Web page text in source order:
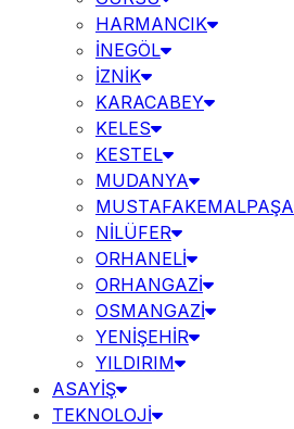
HARMANCIK
İNEGÖL
İZNİK
KARACABEY
KELES
KESTEL
MUDANYA
MUSTAFAKEMALPAŞA
NİLÜFER
ORHANELİ
ORHANGAZİ
OSMANGAZİ
YENİŞEHİR
YILDIRIM
ASAYİŞ
TEKNOLOJİ